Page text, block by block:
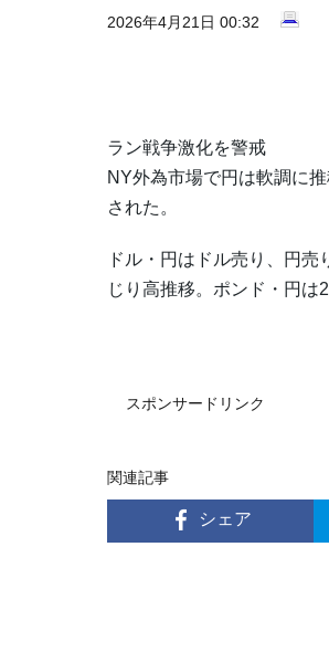
2026年4月21日 00:32
ラン戦争激化を警戒
NY外為市場で円は軟調に
された。
ドル・円はドル売り、円
じり高推移。ポンド・円は
スポンサードリンク
関連記事
シェア